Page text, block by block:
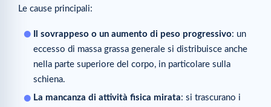
Le cause principali:
Il sovrappeso o un aumento di peso progressivo: un
eccesso di massa grassa generale si distribuisce anche
nella parte superiore del corpo, in particolare sulla
schiena.
La mancanza di attività fisica mirata: si trascurano i